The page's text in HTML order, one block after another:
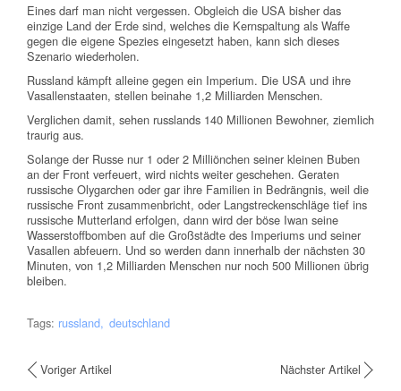
Eines darf man nicht vergessen. Obgleich die USA bisher das
einzige Land der Erde sind, welches die Kernspaltung als Waffe
gegen die eigene Spezies eingesetzt haben, kann sich dieses
Szenario wiederholen.
Russland kämpft alleine gegen ein Imperium. Die USA und ihre
Vasallenstaaten, stellen beinahe 1,2 Milliarden Menschen.
Verglichen damit, sehen russlands 140 Millionen Bewohner, ziemlich
traurig aus.
Solange der Russe nur 1 oder 2 Milliönchen seiner kleinen Buben
an der Front verfeuert, wird nichts weiter geschehen. Geraten
russische Olygarchen oder gar ihre Familien in Bedrängnis, weil die
russische Front zusammenbricht, oder Langstreckenschläge tief ins
russische Mutterland erfolgen, dann wird der böse Iwan seine
Wasserstoffbomben auf die Großstädte des Imperiums und seiner
Vasallen abfeuern. Und so werden dann innerhalb der nächsten 30
Minuten, von 1,2 Milliarden Menschen nur noch 500 Millionen übrig
bleiben.
Tags: russland deutschland
Voriger Artikel Nächster Artikel